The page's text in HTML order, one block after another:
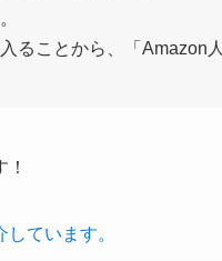
ることから、「Amazon人
ています。